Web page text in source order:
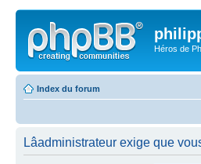
Héros de
Index du forum
Lâadministrateur exige que